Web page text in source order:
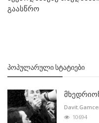
გაასწრო
ᲞᲝᲞᲣᲚᲐᲠᲣᲚᲘ ᲡᲢᲐᲢᲘᲔᲑᲘ
10694